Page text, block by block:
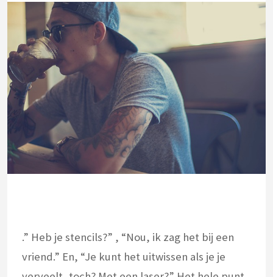
.” Heb je stencils?” , “Nou, ik zag het bij een
vriend.” En, “Je kunt het uitwissen als je je